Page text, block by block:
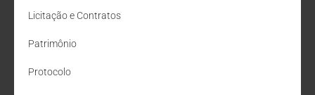
Licitação e Contratos
Patrimônio
Protocolo